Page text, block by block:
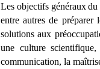
Les objectifs généraux du
entre autres de préparer
solutions aux
une culture
communication, la